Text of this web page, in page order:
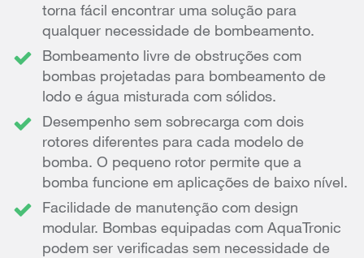
torna fácil encontrar uma solução para
qualquer necessidade de bombeamento.
Bombeamento livre de obstruções com
bombas projetadas para bombeamento de
lodo e água misturada com sólidos.
Desempenho sem sobrecarga com dois
rotores diferentes para cada modelo de
bomba. O pequeno rotor permite que a
bomba funcione em aplicações de baixo nível.
Facilidade de manutenção com design
modular. Bombas equipadas com AquaTronic
podem ser verificadas sem necessidade de